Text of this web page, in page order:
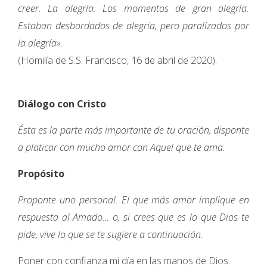
creer. La alegría. Los momentos de gran alegría.
Estaban desbordados de alegría, pero paralizados por
la alegría».
(Homilía de S.S. Francisco, 16 de abril de 2020).
Diálogo con Cristo
Ésta es la parte más importante de tu oración, disponte
a platicar con mucho amor con Aquel que te ama.
Propósito
Proponte uno personal. El que más amor implique en
respuesta al Amado… o, si crees que es lo que Dios te
pide, vive lo que se te sugiere a continuación.
Poner con confianza mi día en las manos de Dios.